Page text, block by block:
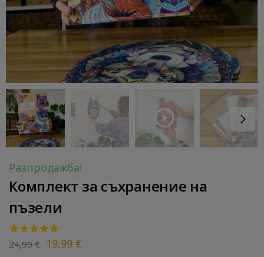
Разпродажба!
Комплект за съхранение на
пъзели
24,99€ 19,99 €